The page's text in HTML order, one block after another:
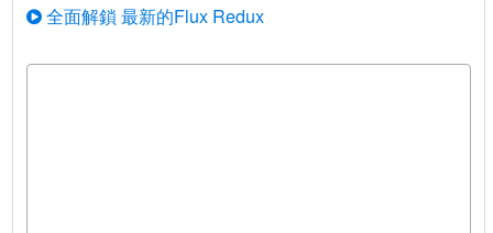
全面解鎖 最新的Flux Redux